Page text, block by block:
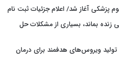
پزشکی آغاز شد/ اعلام جزئیات ثبت نام
زنده بماند، بسیاری از مشکلات حل
ویروس‌های هدفمند برای درمان